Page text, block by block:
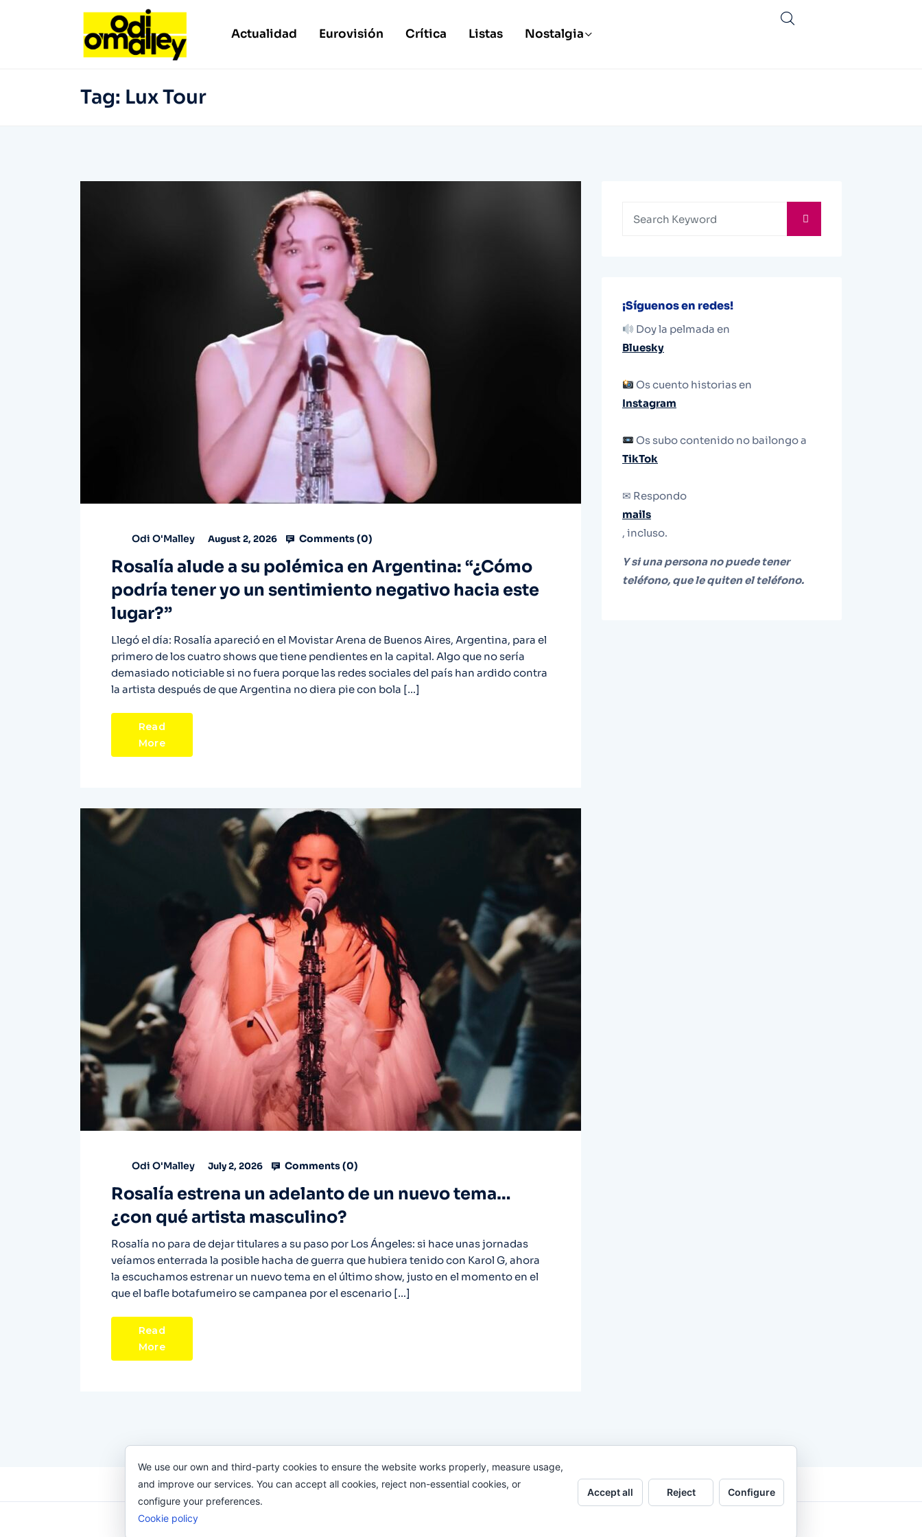
Actualidad Eurovisión Crítica Listas Nostalgia
Tag: Lux Tour
Odi O'Malley August 2, 2026 Comments (0)
Rosalía alude a su polémica en Argentina: “¿Cómo
podría tener yo un sentimiento negativo hacia este
lugar?”
Llegó el día: Rosalía apareció en el Movistar Arena de Buenos Aires, Argentina, para el
primero de los cuatro shows que tiene pendientes en la capital. Algo que no sería
demasiado noticiable si no fuera porque las redes sociales del país han ardido contra
la artista después de que Argentina no diera pie con bola […]
Read
More
Odi O'Malley July 2, 2026 Comments (0)
Rosalía estrena un adelanto de un nuevo tema…
¿con qué artista masculino?
Rosalía no para de dejar titulares a su paso por Los Ángeles: si hace unas jornadas
veíamos enterrada la posible hacha de guerra que hubiera tenido con Karol G, ahora
la escuchamos estrenar un nuevo tema en el último show, justo en el momento en el
que el bafle botafumeiro se campanea por el escenario […]
Read
More
¡Síguenos en redes!
Doy la pelmada en
Bluesky
Os cuento historias en
Instagram
Os subo contenido no bailongo a
TikTok
✉ Respondo
mails
, incluso.
Y si una persona no puede tener
teléfono, que le quiten el teléfono.
We use our own and third-party cookies to ensure the website works properly, measure usage,
and improve our services. You can accept all cookies, reject non-essential cookies, or
configure your preferences.
Cookie policy
Accept all Reject Configure